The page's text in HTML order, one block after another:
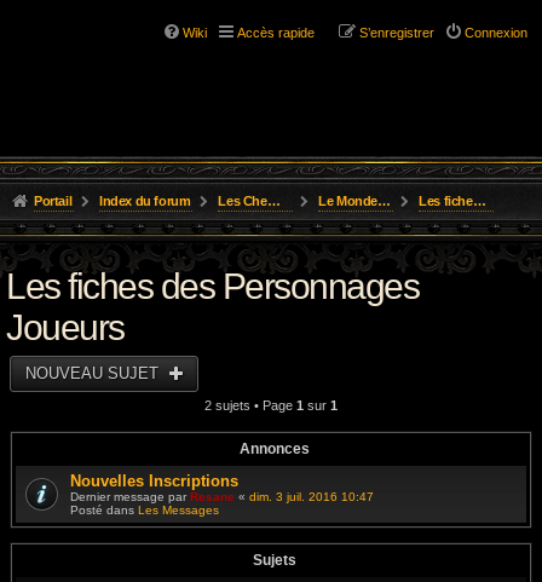
Wiki Accès rapide Connexion
S’enregistrer
Portail Index du forum Les Chemins de L'Aventure Le Monde de Golarion Les fiches des Personnages Joueurs
Les fiches des Personnages
Joueurs
NOUVEAU SUJET
2 sujets • Page 1 sur 1
Annonces
Nouvelles Inscriptions
Dernier message parResane « dim. 3 juil. 2016 10:47
Posté dans Les Messages
Sujets